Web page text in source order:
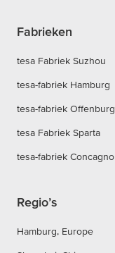
Fabrieken
tesa Fabriek Suzhou
tesa-fabriek Hamburg
tesa-fabriek Offenburg
tesa Fabriek Sparta
tesa-fabriek Concagno
Regio’s
Hamburg, Europe